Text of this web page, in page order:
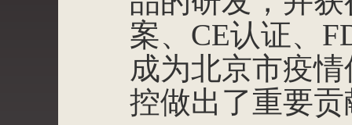
案、CE认证、
成为北京市疫
控做出了重要贡